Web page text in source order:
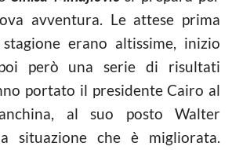
avventura. Le attese prima
erano altissime, inizio
però una serie di risultati
portato il presidente Cairo al
al suo posto Walter
situazione che è migliorata.